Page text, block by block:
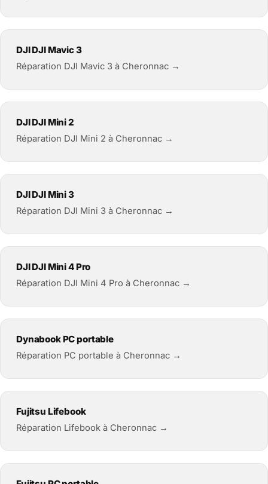
DJI DJI Mavic 3
Réparation DJI Mavic 3 à Cheronnac →
DJI DJI Mini 2
Réparation DJI Mini 2 à Cheronnac →
DJI DJI Mini 3
Réparation DJI Mini 3 à Cheronnac →
DJI DJI Mini 4 Pro
Réparation DJI Mini 4 Pro à Cheronnac →
Dynabook PC portable
Réparation PC portable à Cheronnac →
Fujitsu Lifebook
Réparation Lifebook à Cheronnac →